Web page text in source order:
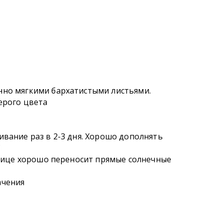
мягкими бархатистыми листьями.
цвета
раз в 2-3 дня. Хорошо дополнять
хорошо переносит прямые солнечные